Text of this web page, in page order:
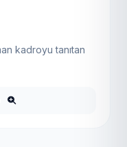
kadroyu tanıtan